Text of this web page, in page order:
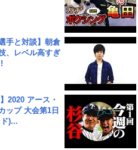
手と対談】朝倉
、レベル高すぎ
2020 アース・
ップ 大会第1日
)...